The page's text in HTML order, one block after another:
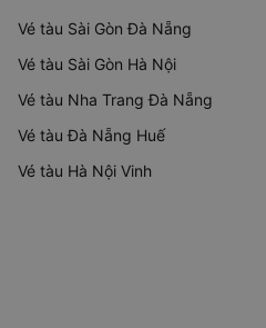
Vé tàu Sài Gòn Đà Nẵng
Vé tàu Sài Gòn Hà Nội
Vé tàu Nha Trang Đà Nẵng
Vé tàu Đà Nẵng Huế
Vé tàu Hà Nội Vinh